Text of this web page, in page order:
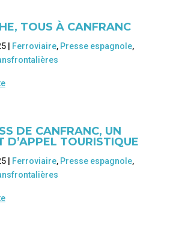
TOUS À CANFRANC
| Ferroviaire, Presse espagnole,
DE CANFRANC, UN
D’APPEL TOURISTIQUE
| Ferroviaire, Presse espagnole,